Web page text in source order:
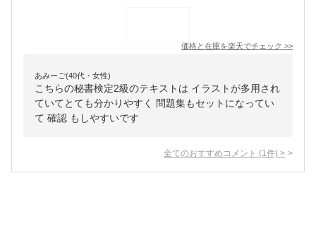
価格と在庫を楽天でチェック >>
あみーご(40代・女性)
こちらの秘書検定2級のテキストは イラストが多用され
ていてとても分かりやすく 問題集もセットになってい
て 確認 もしやすいです
全てのおすすめコメント (1 件) >